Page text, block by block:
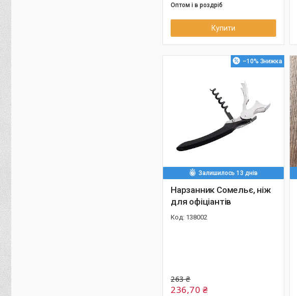
Оптом і в роздріб
Купити
–10%
Залишилось 13 днів
Нарзанник Сомельє, ніж
для офіціантів
138002
263 ₴
236,70 ₴